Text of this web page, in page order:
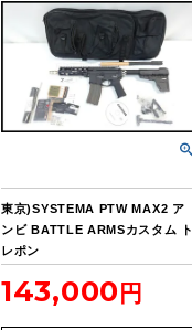
東京)SYSTEMA PTW MAX2 ア
ンビ BATTLE ARMSカスタム ト
レポン
143,000